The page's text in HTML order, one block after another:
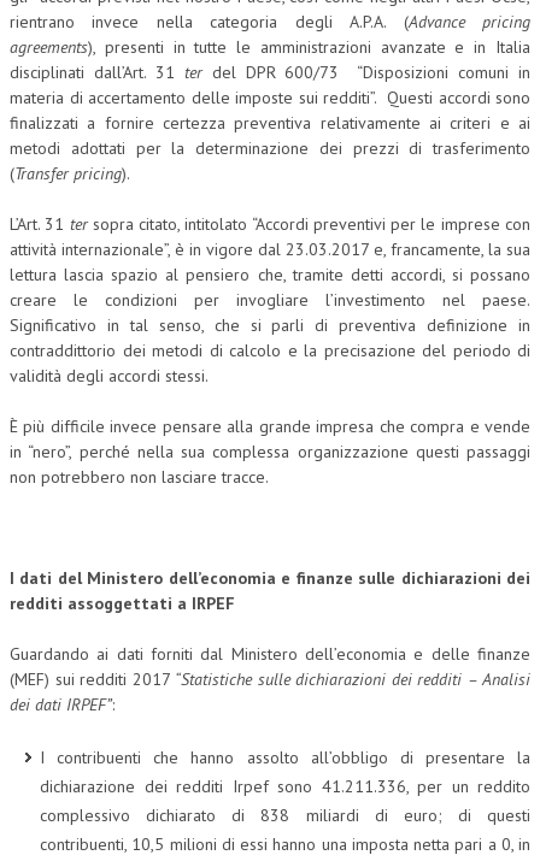
rientrano invece nella categoria degli A.P.A. (Advance pricing
agreements), presenti in tutte le amministrazioni avanzate e in Italia
disciplinati dall’Art. 31 terdel DPR 600/73 “Disposizioni comuni in
materia di accertamento delle imposte sui redditi”. Questi accordi sono
finalizzati a fornire certezza preventiva relativamente ai criteri e ai
metodi adottati per la determinazione dei prezzi di trasferimento
(Transfer pricing).
L’Art. 31 tersopra citato, intitolato “Accordi preventivi per le imprese con
attività internazionale”, è in vigore dal 23.03.2017 e, francamente, la sua
lettura lascia spazio al pensiero che, tramite detti accordi, si possano
creare le condizioni per invogliare l’investimento nel paese.
Significativo in tal senso, che si parli di preventiva definizione in
contraddittorio dei metodi di calcolo e la precisazione del periodo di
validità degli accordi stessi.
È più difficile invece pensare alla grande impresa che compra e vende
in “nero”, perché nella sua complessa organizzazione questi passaggi
non potrebbero non lasciare tracce.
I dati del Ministero dell’economia e finanze sulle dichiarazioni dei
redditi assoggettati a IRPEF
Guardando ai dati forniti dal Ministero dell’economia e delle finanze
(MEF) sui redditi 2017 “Statistiche sulle dichiarazioni dei redditi – Analisi
dei dati IRPEF”:
I contribuenti che hanno assolto all’obbligo di presentare la
dichiarazione dei redditi Irpef sono 41.211.336, per un reddito
complessivo dichiarato di 838 miliardi di euro; di questi
contribuenti, 10,5 milioni di essi hanno una imposta netta pari a 0, in